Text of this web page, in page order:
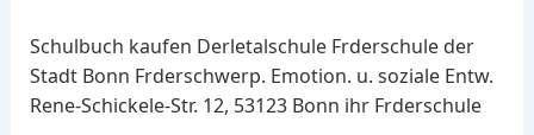
Schulbuch kaufen Derletalschule Frderschule der
Stadt Bonn Frderschwerp. Emotion. u. soziale Entw.
Rene-Schickele-Str. 12, 53123 Bonn ihr Frderschule